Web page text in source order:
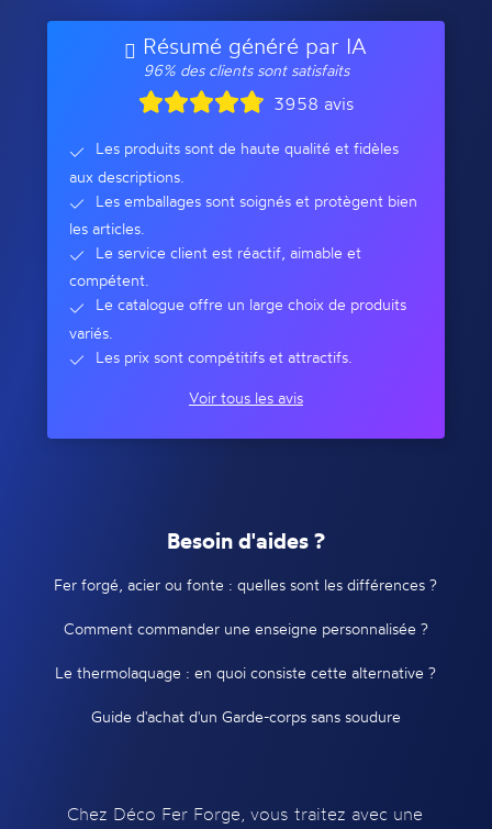
Résumé généré par IA
96% des clients sont satisfaits
3958 avis
Les produits sont de haute qualité et fidèles
aux descriptions.
Les emballages sont soignés et protègent bien
les articles.
Le service client est réactif, aimable et
compétent.
Le catalogue offre un large choix de produits
variés.
Les prix sont compétitifs et attractifs.
Voir tous les avis
Besoin d'aides ?
Fer forgé, acier ou fonte : quelles sont les différences ?
Comment commander une enseigne personnalisée ?
Le thermolaquage : en quoi consiste cette alternative ?
Guide d'achat d'un Garde-corps sans soudure
Chez Déco Fer Forge, vous traitez avec une